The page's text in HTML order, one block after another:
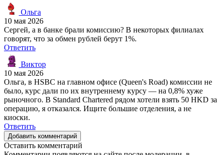
Ольга
10 мая 2026
Сергей, а в банке брали комиссию? В некоторых филиалах
говорят, что за обмен рублей берут 1%.
Ответить
Виктор
10 мая 2026
Ольга, в HSBC на главном офисе (Queen's Road) комиссии не
было, курс дали по их внутреннему курсу — на 0,8% хуже
рыночного. В Standard Chartered рядом хотели взять 50 HKD за
операцию, я отказался. Ищите большие отделения, а не
киоски.
Ответить
Добавить комментарий
Оставить комментарий